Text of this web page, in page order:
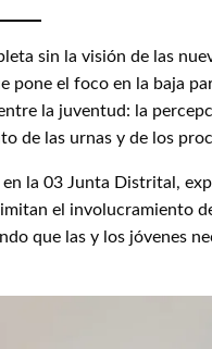
sin la visión de las
pone el foco en la baja
la juventud: la
de las urnas y de los
la 03 Junta Distrital,
el involucramiento
que las y los jóvenes